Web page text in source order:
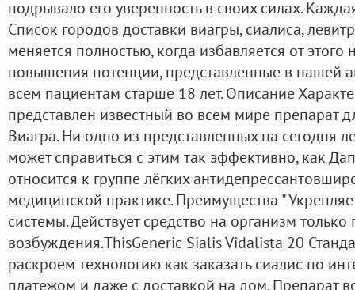
подрывало его уверенность в своих силах.
Список городов доставки виагры, сиалиса,
меняется полностью, когда избавляется от этого
повышения потенции, представленные в нашей
всем пациентам старше 18 лет. Описание
представлен известный во всем мире препарат
Виагра. Ни одно из представленных на сегодня
может справиться с этим так эффективно, как
относится к группе лёгких
медицинской практике. Преимущества "
системы. Действует средство на организм
возбуждения.ThisGeneric Sialis Vidalista 20
раскроем технологию как заказать сиалис по
платежом и даже с доставкой на дом. Препарат